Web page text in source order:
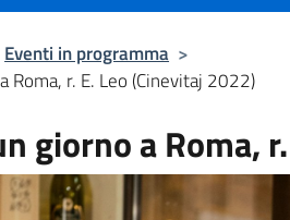
Eventi in programma >
Roma, r. E. Leo (Cinevitaj 2022)
giorno a Roma,